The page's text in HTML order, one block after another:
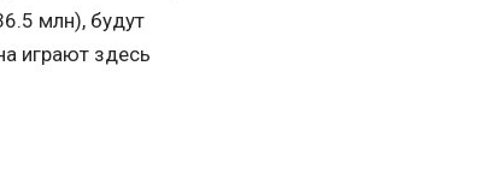
млн), будут
играют здесь